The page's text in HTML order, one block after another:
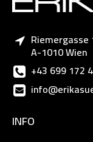
Riemergasse
A-1010 Wien
+43 699 172
INFO